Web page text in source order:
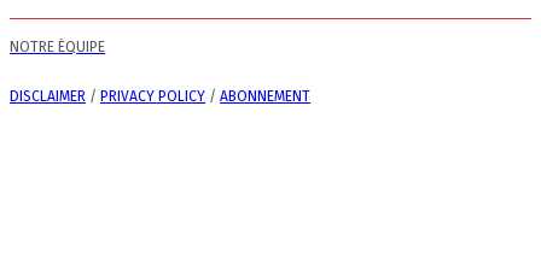
NOTRE ÉQUIPE
DISCLAIMER / PRIVACY POLICY / ABONNEMENT